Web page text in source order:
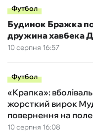
Футбол
10 серпня 16:57
Будинок Бражка
дружина хавбека
Футбол
10 серпня 16:08
«Крапка»:
жорсткий вирок
повернення на поле